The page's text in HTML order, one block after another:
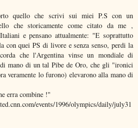
quello che scrivi sui miei P.S con un
che storicamente come citato da me ,
e pensano attualmente: "E soprattutto
con quei PS di livore e senza senso, perdi la
che l'Argentina vinse un mondiale di
mano di un tal Pibe de Oro, che gli "ironici
veramente lo furono) elevarono alla mano di
erra combine !"
events/1996/olympics/daily/july31